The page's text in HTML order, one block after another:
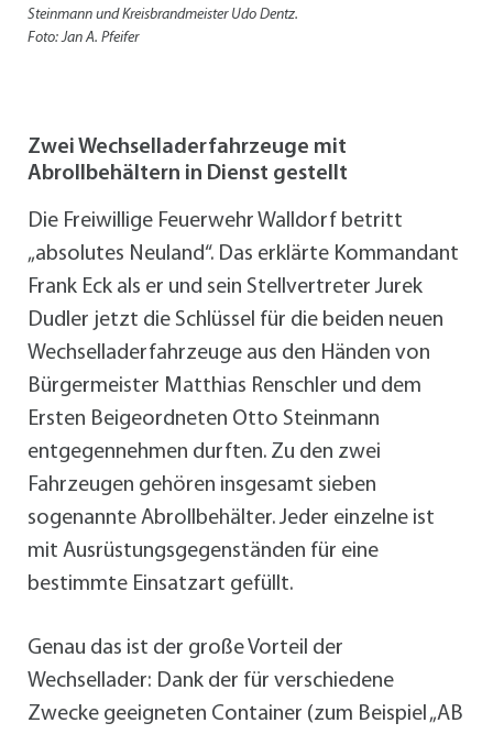
Steinmann und Kreisbrandmeister Udo Dentz.
Foto: Jan A. Pfeifer
Zwei Wechselladerfahrzeuge mit
Abrollbehältern in Dienst gestellt
Die Freiwillige Feuerwehr Walldorf betritt
„absolutes Neuland“. Das erklärte Kommandant
Frank Eck als er und sein Stellvertreter Jurek
Dudler jetzt die Schlüssel für die beiden neuen
Wechselladerfahrzeuge aus den Händen von
Bürgermeister Matthias Renschler und dem
Ersten Beigeordneten Otto Steinmann
entgegennehmen durften. Zu den zwei
Fahrzeugen gehören insgesamt sieben
sogenannte Abrollbehälter. Jeder einzelne ist
mit Ausrüstungsgegenständen für eine
bestimmte Einsatzart gefüllt.
Genau das ist der große Vorteil der
Wechsellader: Dank der für verschiedene
Zwecke geeigneten Container (zum Beispiel „AB